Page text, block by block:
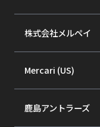
株式会社メルペイ
Mercari (US)
鹿島アントラーズ